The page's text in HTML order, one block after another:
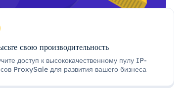
свою производительность
доступ к высококачественному пулу IP-
ProxySale для развития вашего бизнеса